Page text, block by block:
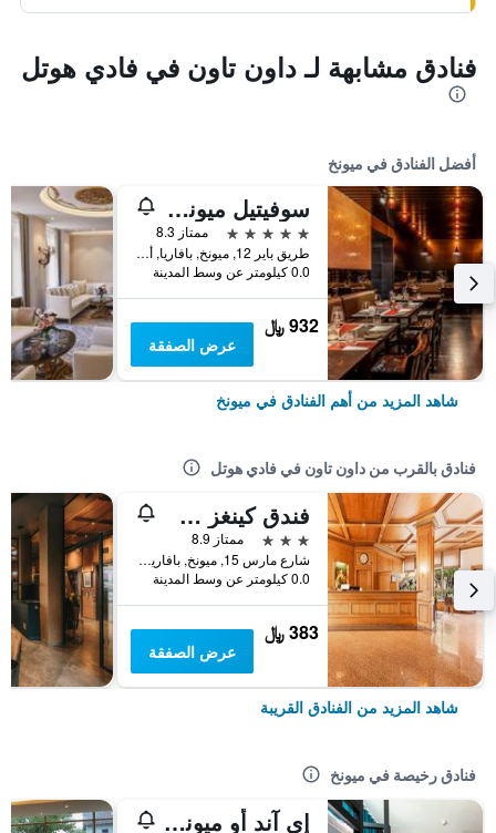
فنادق مشابهة لـ داون تاون في فادي هوتل
أفضل الفنادق في ميونخ
سوفيتيل ميونيخ بايربوست
5 نجوم
ممتاز 8.3
طريق باير 12, ميونخ, بافاريا, ألمانيا
0.0 كيلومتر عن وسط المدينة
932 ﷼
عرض الصفقة
شاهد المزيد من أهم الفنادق في ميونخ
فنادق بالقرب من داون تاون في فادي هوتل
فندق كينغز سنتر سوبيريور
3 نجوم
ممتاز 8.9
شارع مارس 15, ميونخ, بافاريا, ألمانيا
0.0 كيلومتر عن وسط المدينة
383 ﷼
عرض الصفقة
شاهد المزيد من الفنادق القريبة
فنادق رخيصة في ميونخ
إي آند أو ميونيخ لايم